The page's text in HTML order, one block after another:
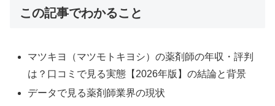
この記事でわかること
マツキヨ（マツモトキヨシ）の薬剤師の年収・評判
は？口コミで見る実態【2026年版】の結論と背景
データで見る薬剤師業界の現状